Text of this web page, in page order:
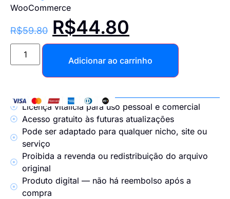
WooCommerce
R$59.80 R$44.80
Adicionar ao carrinho
Licença vitalícia para uso pessoal e comercial
Acesso gratuito às futuras atualizações
Pode ser adaptado para qualquer nicho, site ou
serviço
Proibida a revenda ou redistribuição do arquivo
original
Produto digital — não há reembolso após a
compra